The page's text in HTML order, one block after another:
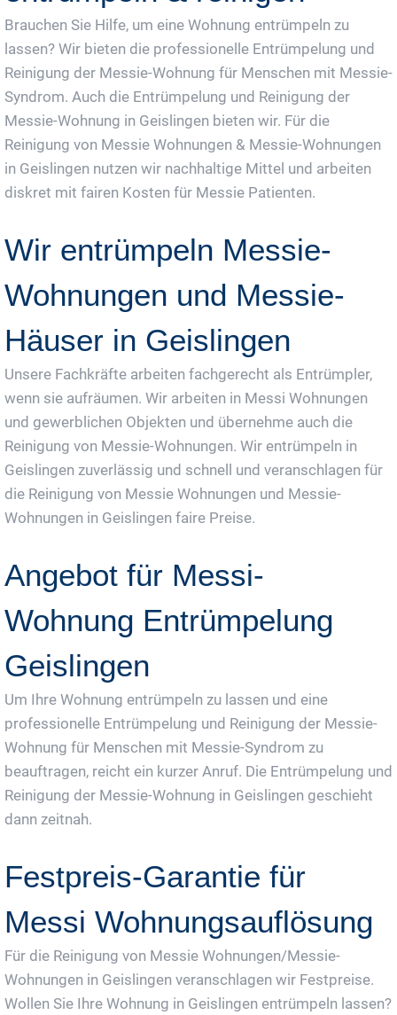
Brauchen Sie Hilfe, um eine Wohnung entrümpeln zu
lassen? Wir bieten die professionelle Entrümpelung und
Reinigung der Messie-Wohnung für Menschen mit Messie-
Syndrom. Auch die Entrümpelung und Reinigung der
Messie-Wohnung in Geislingen bieten wir. Für die
Reinigung von Messie Wohnungen & Messie-Wohnungen
in Geislingen nutzen wir nachhaltige Mittel und arbeiten
diskret mit fairen Kosten für Messie Patienten.
Wir entrümpeln Messie-
Wohnungen und Messie-
Häuser in Geislingen
Unsere Fachkräfte arbeiten fachgerecht als Entrümpler,
wenn sie aufräumen. Wir arbeiten in Messi Wohnungen
und gewerblichen Objekten und übernehme auch die
Reinigung von Messie-Wohnungen. Wir entrümpeln in
Geislingen zuverlässig und schnell und veranschlagen für
die Reinigung von Messie Wohnungen und Messie-
Wohnungen in Geislingen faire Preise.
Angebot für Messi-
Wohnung Entrümpelung
Geislingen
Um Ihre Wohnung entrümpeln zu lassen und eine
professionelle Entrümpelung und Reinigung der Messie-
Wohnung für Menschen mit Messie-Syndrom zu
beauftragen, reicht ein kurzer Anruf. Die Entrümpelung und
Reinigung der Messie-Wohnung in Geislingen geschieht
dann zeitnah.
Festpreis-Garantie für
Messi Wohnungsauflösung
Für die Reinigung von Messie Wohnungen/Messie-
Wohnungen in Geislingen veranschlagen wir Festpreise.
Wollen Sie Ihre Wohnung in Geislingen entrümpeln lassen?